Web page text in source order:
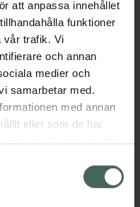
att anpassa innehållet
funktioner
vår trafik. Vi
och annan
medier och
samarbetar med.
med annan
eller som de har
tjänster. Samtycke till
samtycke påverkar inte
aluminiumsalt
och är särskilt
och alkyl
Vichy
huden och
Anti